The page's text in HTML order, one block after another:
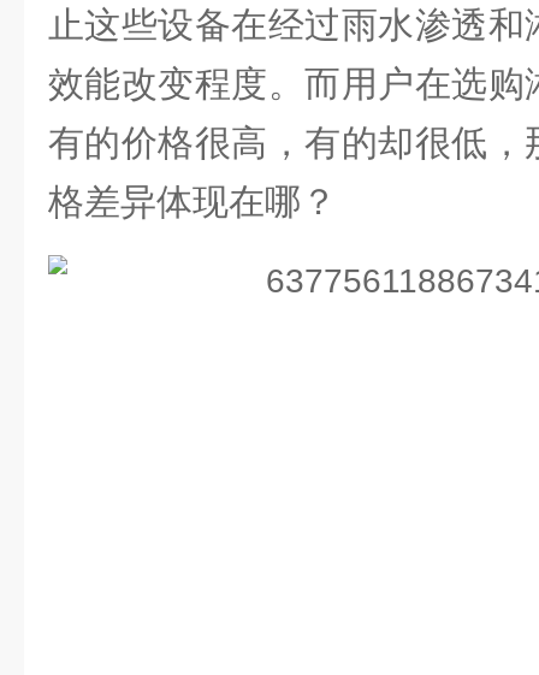
止这些设备在经过雨水渗透
效能改变程度。而用户在选
有的价格很高，有的却很低
格差异体现在哪？